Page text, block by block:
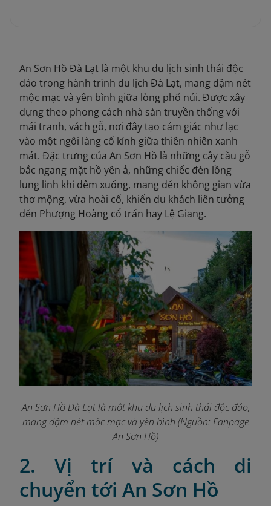
An Sơn Hồ Đà Lạt là một khu du lịch sinh thái độc
đáo trong hành trình du lịch Đà Lạt, mang đậm nét
mộc mạc và yên bình giữa lòng phố núi. Được xây
dựng theo phong cách nhà sàn truyền thống với
mái tranh, vách gỗ, nơi đây tạo cảm giác như lạc
vào một ngôi làng cổ kính giữa thiên nhiên xanh
mát. Đặc trưng của An Sơn Hồ là những cây cầu gỗ
bắc ngang mặt hồ yên ả, những chiếc đèn lồng
lung linh khi đêm xuống, mang đến không gian vừa
thơ mộng, vừa hoài cổ, khiến du khách liên tưởng
đến Phượng Hoàng cổ trấn hay Lệ Giang.
An Sơn Hồ Đà Lạt là một khu du lịch sinh thái độc đáo,
mang đậm nét mộc mạc và yên bình (Nguồn: Fanpage
An Sơn Hồ)
2. Vị trí và cách di
chuyển tới An Sơn Hồ